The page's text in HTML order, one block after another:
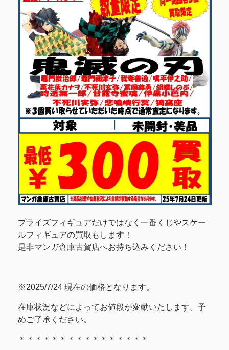
プライズフィギュアだけではなく一番くじやスケー
ルフィギュアの買取もします！
是非マンガ倉庫古賀店へお持ち込みください！
※2025/7/24 現在の価格となります。
在庫状況などによってお値段が変動いたします。予
めご了承ください。
＊＊＊＊＊＊＊＊＊＊＊＊＊＊＊＊